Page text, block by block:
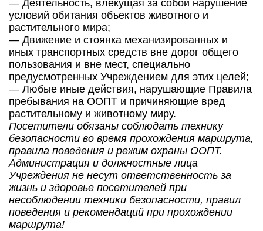
— Деятельность, влекущая за собой нарушение
условий обитания объектов животного и
растительного мира;
— Движение и стоянка механизированных и
иных транспортных средств вне дорог общего
пользования и вне мест, специально
предусмотренных Учреждением для этих целей;
— Любые иные действия, нарушающие Правила
пребывания на ООПТ и причиняющие вред
растительному и животному миру.
Посетители обязаны соблюдать технику
безопасности во время прохождения маршрута,
правила поведения и режим охраны ООПТ.
Администрация и должностные лица
Учреждения не несут ответственность за
жизнь и здоровье посетителей при
несоблюдении техники безопасности, правил
поведения и рекомендаций при прохождении
маршрута!